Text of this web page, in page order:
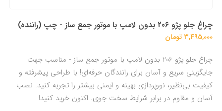
چراغ جلو پژو 206 بدون لامپ با موتور جمع ساز - چپ (راننده)
3,495,000 تومان
چراغ جلو پژو 206 بدون لامپ با موتور جمع ساز - مناسب جهت
جایگزینی سریع و آسان برای رانندگان حرفه‌ای! با طراحی پیشرفته و
کیفیت بی‌نظیر، نورپردازی بهینه و ایمنی بیشتر را تجربه کنید. نصب
آسان و مقاوم در برابر شرایط سخت جوی. اکنون خرید کنید!